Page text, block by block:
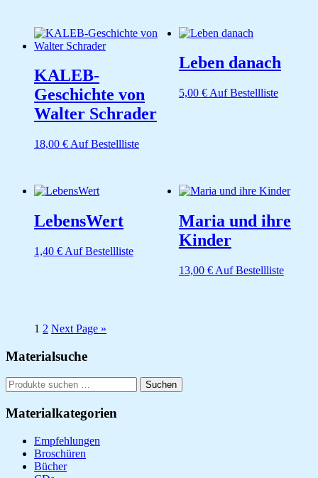
KALEB-
Geschichte von
Walter Schrader
18,00 € Auf Bestellliste
Leben danach
5,00 € Auf Bestellliste
LebensWert
1,40 € Auf Bestellliste
Maria und ihre
Kinder
13,00 € Auf Bestellliste
1 2 Next Page »
Seitenspalte
Materialsuche
Suchen
nach:
Suchen
Materialkategorien
Empfehlungen
Broschüren
Bücher